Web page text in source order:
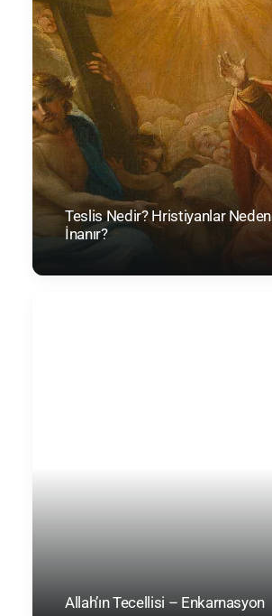
Teslis Nedir? Hristiyanlar Neden
İnanır?
Allah’ın Tecellisi – Enkarnasyon